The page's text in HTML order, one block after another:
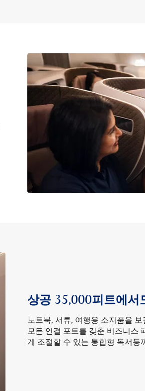
상공 35,000피트에서
노트북, 서류, 여행용 소지품을
모든 연결 포트를 갖춘 비즈니스
게 조절할 수 있는 통합형 독서등